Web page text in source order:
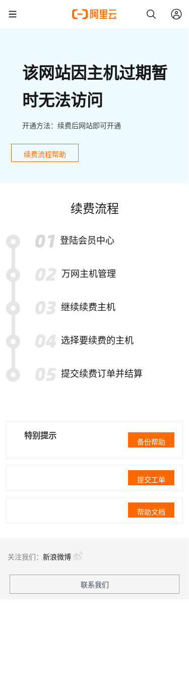
该网站因主机过期暂
时无法访问
开通方法：续费后网站即可开通
续费流程帮助
续费流程
登陆会员中心
万网主机管理
继续续费主机
选择要续费的主机
提交续费订单并结算
特别提示
备份帮助
提交工单
帮助文档